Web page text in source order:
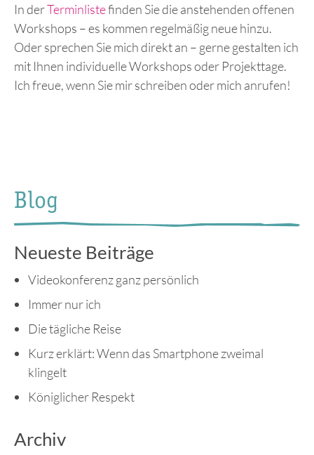
In derTerminlistefinden Sie die anstehenden offenen
Workshops – es kommen regelmäßig neue hinzu.
Oder sprechen Sie mich direkt an – gerne gestalten ich
mit Ihnen individuelle Workshops oder Projekttage.
Ich freue, wenn Sie mir schreiben oder mich anrufen!
Blog
Neueste Beiträge
Videokonferenz ganz persönlich
Immer nur ich
Die tägliche Reise
Kurz erklärt: Wenn das Smartphone zweimal
klingelt
Königlicher Respekt
Archiv